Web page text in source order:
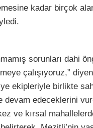
kadar birçok
sorunları dahi
çalışıyoruz,”
ekipleriyle birlikte
devam edeceklerini
ve kırsal